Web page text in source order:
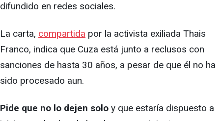
difundido en redes sociales.
La carta, compartida por la activista exiliada Thais
Franco, indica que Cuza está junto a reclusos con
sanciones de hasta 30 años, a pesar de que él no ha
sido procesado aun.
Pide que no lo dejen solo y que estaría dispuesto a